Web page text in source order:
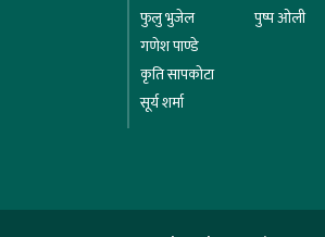
फुलु भुजेल
गणेश पाण्डे
कृति सापकोटा
सूर्य शर्मा
पुष्प ओली